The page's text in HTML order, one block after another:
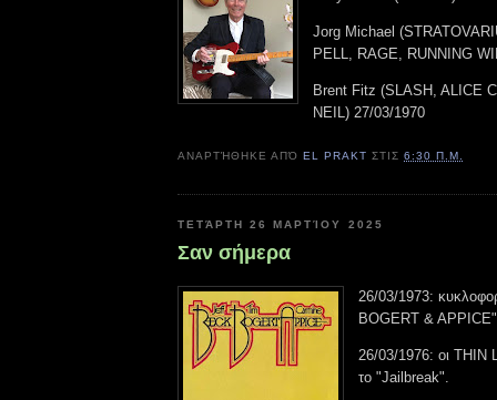
Jorg Michael
PELL, RAGE, RUNNING
Brent Fitz (SLASH, ALICE
NEIL) 27/03/1970
ΑΝΑΡΤΉΘΗΚΕ ΑΠΌEL PRAKT ΣΤΙΣ6:30 Π.Μ.
ΤΕΤΆΡΤΗ 26 ΜΑΡΤΊΟΥ 2025
Σαν σήμερα
26/03/1973:
BOGERT &
26/03/1976: οι THIN
το "Jailbreak".